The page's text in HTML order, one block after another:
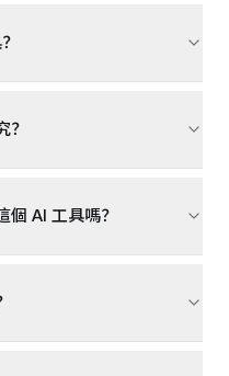
？
AI 工具嗎？